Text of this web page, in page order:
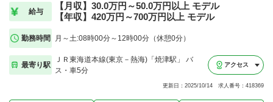
給与
【月収】30.0万円～50.0万円以上 モデル
【年収】420万円～700万円以上 モデル
勤務時間 月～土:08時00分～12時00分（休憩0分）
最寄り駅
ＪＲ東海道本線(東京－熱海)「焼津駅」 バ
ス・車5分
アクセス
更新日：2025/10/14 求人番号：418369